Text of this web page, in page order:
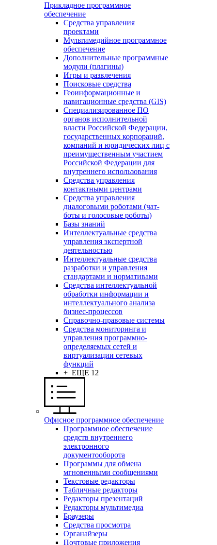
Прикладное программное
обеспечение
Средства управления
проектами
Мультимедийное программное
обеспечение
Дополнительные программные
модули (плагины)
Игры и развлечения
Поисковые средства
Геоинформационные и
навигационные средства (GIS)
Специализированное ПО
органов исполнительной
власти Российской Федерации,
государственных корпораций,
компаний и юридических лиц с
преимущественным участием
Российской Федерации для
внутреннего использования
Средства управления
контактными центрами
Средства управления
диалоговыми роботами (чат-
боты и голосовые роботы)
Базы знаний
Интеллектуальные средства
управления экспертной
деятельностью
Интеллектуальные средства
разработки и управления
стандартами и нормативами
Средства интеллектуальной
обработки информации и
интеллектуального анализа
бизнес-процессов
Справочно-правовые системы
Средства мониторинга и
управления программно-
определяемых сетей и
виртуализации сетевых
функций
+ ЕЩЕ 12
Офисное программное обеспечение
Программное обеспечение
средств внутреннего
электронного
документооборота
Программы для обмена
мгновенными сообщениями
Текстовые редакторы
Табличные редакторы
Редакторы презентаций
Редакторы мультимедиа
Браузеры
Средства просмотра
Органайзеры
Почтовые приложения